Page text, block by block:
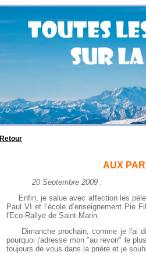
Retour
AUX
20 Septembre 2009 :
Enfin, je salue avec affection les
Paul VI et l’école d’enseignement Pie
l'Eco-Rallye de Saint-Marin.
Dimanche prochain, comme je l'ai
pourquoi j'adresse mon "au revoir" le
toujours de vous dans la prière et je